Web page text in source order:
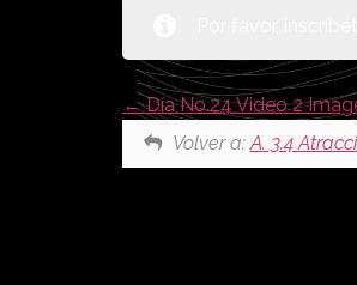
Día No.24 Video 2
Volver a:A. 3.4